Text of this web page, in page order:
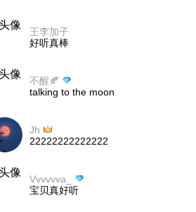
王李加子
好听真棒
不醒🍂
talking to the moon
Jh‎
22222222222222
Vvvvvva_
宝贝真好听